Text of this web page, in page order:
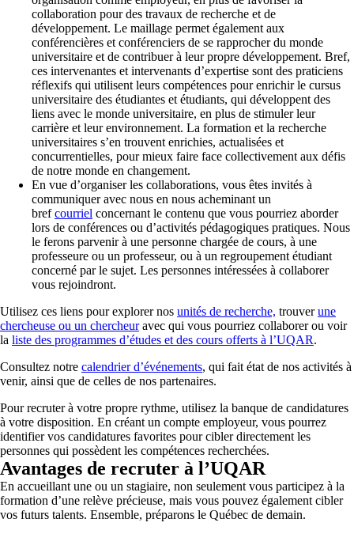
collaboration pour des travaux de recherche et de
développement. Le maillage permet également aux
conférencières et conférenciers de se rapprocher du monde
universitaire et de contribuer à leur propre développement. Bref,
ces intervenantes et intervenants d’expertise sont des praticiens
réflexifs qui utilisent leurs compétences pour enrichir le cursus
universitaire des étudiantes et étudiants, qui développent des
liens avec le monde universitaire, en plus de stimuler leur
carrière et leur environnement. La formation et la recherche
universitaires s’en trouvent enrichies, actualisées et
concurrentielles, pour mieux faire face collectivement aux défis
de notre monde en changement.
En vue d’organiser les collaborations, vous êtes invités à
communiquer avec nous en nous acheminant un
brefcourriel concernant le contenu que vous pourriez aborder
lors de conférences ou d’activités pédagogiques pratiques. Nous
le ferons parvenir à une personne chargée de cours, à une
professeure ou un professeur, ou à un regroupement étudiant
concerné par le sujet. Les personnes intéressées à collaborer
vous rejoindront.
Utilisez ces liens pour explorer nos unités de recherche, trouverune
chercheuse ou un chercheuravec qui vous pourriez collaborer ou voir
la liste des programmes d’études et des cours offerts à l’UQAR.
Consultez notre calendrier d’événements, qui fait état de nos activités à
venir, ainsi que de celles de nos partenaires.
Pour recruter à votre propre rythme, utilisez la banque de candidatures
à votre disposition. En créant un compte employeur, vous pourrez
identifier vos candidatures favorites pour cibler directement les
personnes qui possèdent les compétences recherchées.
Avantages de recruter à l’UQAR
En accueillant une ou un stagiaire, non seulement vous participez à la
formation d’une relève précieuse, mais vous pouvez également cibler
vos futurs talents. Ensemble, préparons le Québec de demain.